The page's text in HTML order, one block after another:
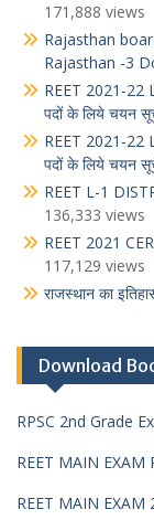
171,888 views
Rajasthan
Rajasthan -3
REET 2021-
पदों के लिये चयन
REET 2021-
पदों के लिये चयन
REET L-1
136,333 views
REET 2021
117,129 views
राजस्थान का
Download
RPSC 2nd Grade
REET MAIN EXAM
REET MAIN EXAM